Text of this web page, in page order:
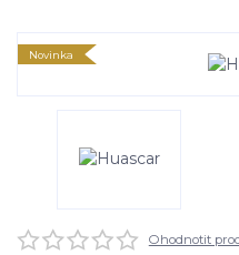
Novinka
Ohodnotit